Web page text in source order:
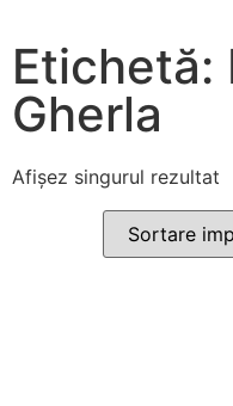
Etichetă:
Gherla
Afișez singurul rezultat